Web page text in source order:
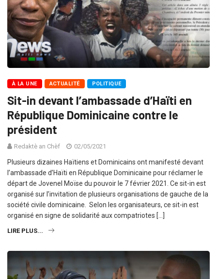
À LA UNE ACTUALITÉ POLITIQUE
Sit-in devant l’ambassade d’Haïti en
République Dominicaine contre le
président
Redaktè an Chèf 02/05/2021
Plusieurs dizaines Haïtiens et Dominicains ont manifesté devant
l’ambassade d’Haïti en République Dominicaine pour réclamer le
départ de Jovenel Moïse du pouvoir le 7 février 2021. Ce sit-in est
organisé sur l’invitation de plusieurs organisations de gauche de la
société civile dominicaine. Selon les organisateurs, ce sit-in est
organisé en signe de solidarité aux compatriotes […]
LIRE PLUS...